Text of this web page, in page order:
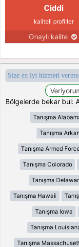
Ciddi
kaliteli profiller
Onaylı kalite
Size en iyi hizmeti
Bölgelerde bekar bul:
Tanışma
Tanışma
Tanışma Armed
Tanışma Colorado
Tanışma
Tanışma Hawaii
Tanışma Iowa
Tanışma
Tanışma